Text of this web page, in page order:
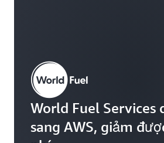
World Fuel Services
sang AWS, giảm